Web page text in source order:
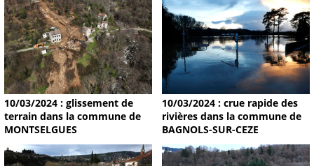
10/03/2024 : glissement de
terrain dans la commune de
MONTSELGUES
10/03/2024 : crue rapide des
rivières dans la commune de
BAGNOLS-SUR-CEZE